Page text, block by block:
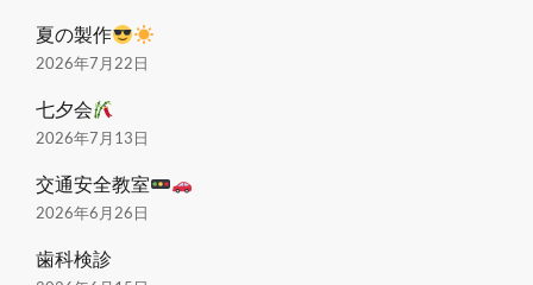
夏の製作
2026年7月22日
七夕会
2026年7月13日
交通安全教室
2026年6月26日
歯科検診